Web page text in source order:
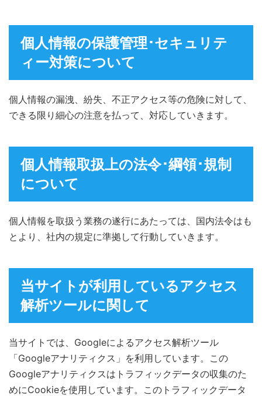
個人情報の保護管理･セキュリテ
ィー対策について
個人情報の漏洩、紛失、不正アクセス等の危険に対して、
できる限り細心の注意を払って、対応していきます。
個人情報取扱上の法令･綱領･規制
について
個人情報を取扱う業務の遂行にあたっては、国内法令はも
とより、社内の規定に準拠して行動していきます。
当サイトが利用しているアクセス
解析ツールに関して
当サイトでは、Googleによるアクセス解析ツール
「Googleアナリティクス」を利用しています。この
Googleアナリティクスはトラフィックデータの収集のた
めにCookieを使用しています。このトラフィックデータ